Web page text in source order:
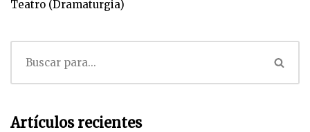
Teatro (Dramaturgia)
Artículos recientes